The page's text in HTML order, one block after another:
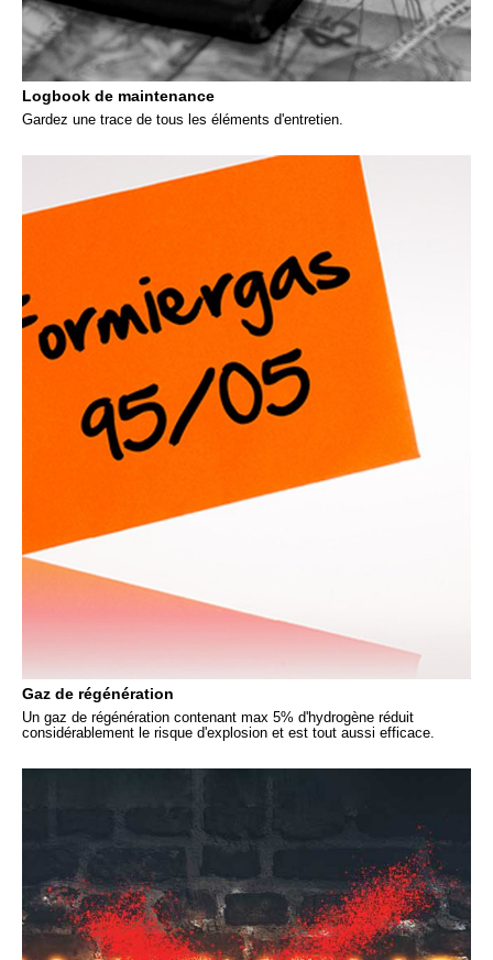
Logbook de maintenance
Gardez une trace de tous les éléments d'entretien.
Gaz de régénération
Un gaz de régénération contenant max 5% d'hydrogène réduit
considérablement le risque d'explosion et est tout aussi efficace.